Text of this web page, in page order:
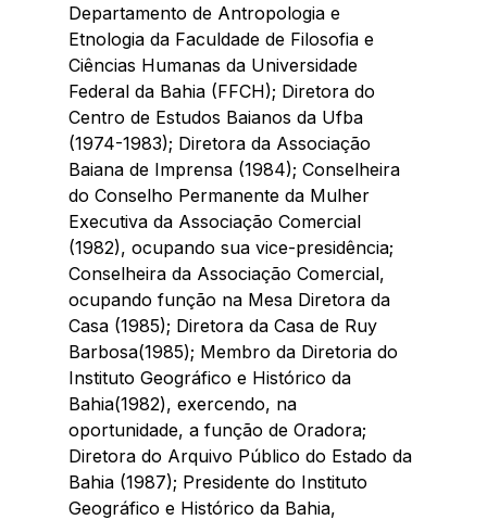
Departamento de Antropologia e
Etnologia da Faculdade de Filosofia e
Ciências Humanas da Universidade
Federal da Bahia (FFCH); Diretora do
Centro de Estudos Baianos da Ufba
(1974-1983); Diretora da Associação
Baiana de Imprensa (1984); Conselheira
do Conselho Permanente da Mulher
Executiva da Associação Comercial
(1982), ocupando sua vice-presidência;
Conselheira da Associação Comercial,
ocupando função na Mesa Diretora da
Casa (1985); Diretora da Casa de Ruy
Barbosa(1985); Membro da Diretoria do
Instituto Geográfico e Histórico da
Bahia(1982), exercendo, na
oportunidade, a função de Oradora;
Diretora do Arquivo Público do Estado da
Bahia (1987); Presidente do Instituto
Geográfico e Histórico da Bahia,